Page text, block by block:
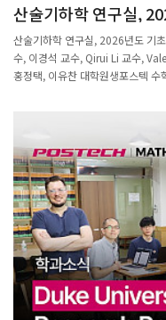
산술기하학 연구실,
정
산술기하학 연구실, 2026년도 기
수, 이경석 교수, Qirui Li 교수,
홍정택, 이유찬 대학원생포스텍
한다.산술기하학은 대수기하학의
확장하는 분야로, 21세기 필즈상
만큼 현대수학을 이끄는 핵심 영역
되는 산술기하학 집단연구 과제로,
네 가지 핵심 과제에 도전한다.연
현론 등 여러 분야의 전문성을 결
성질을 규명하는 것을 목표로 한
참여해 세계적 수준의 신진 연구
을 통해 국제적으로 선도하는 연
학과가 산술기하학 분야의 집단연